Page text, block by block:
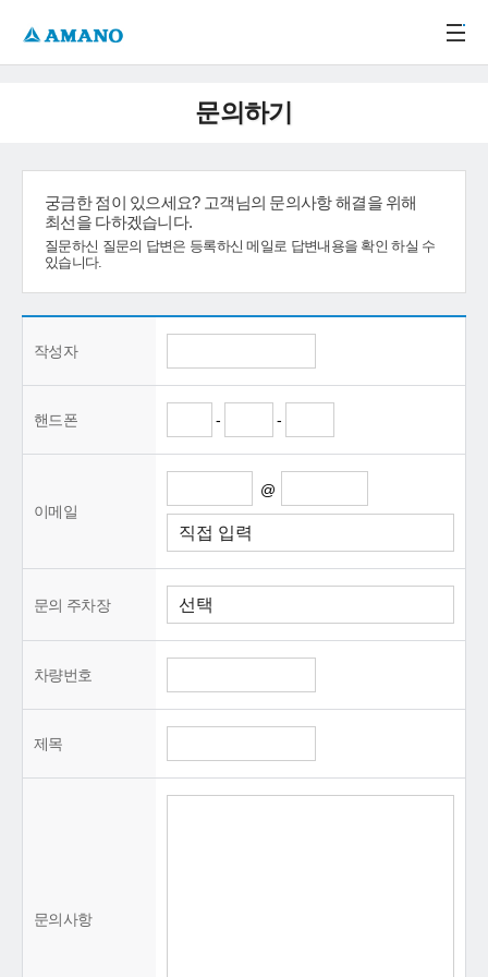
문의하기
궁금한 점이 있으세요? 고객님의 문의사항 해결을 위해
최선을 다하겠습니다.
질문하신 질문의 답변은 등록하신 메일로 답변내용을 확인 하실 수
있습니다.
작성자
핸드폰 - -
이메일
@
문의 주차장
차량번호
제목
문의사항